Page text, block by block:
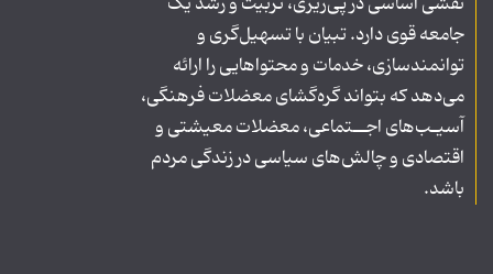
جامعه قوی دارد. تبیان با تسهیل‌گری و
توانمندسازی، خدمات و محتواهایی را ارائه
می‌دهد که بتواند گره‌گشای معضلات فرهنگی،
آسیـب‌های اجــتماعی، معضلات معیشتی و
اقتصادی و چالش‌های سیاسی در زندگی مردم
باشد.